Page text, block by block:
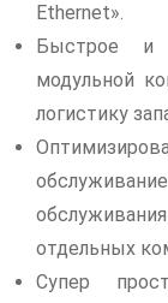
Ethernet».
Быстрое и
модульной
логистику
отдельных
Супер